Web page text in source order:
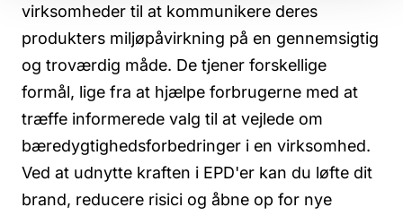
virksomheder til at kommunikere deres
produkters miljøpåvirkning på en gennemsigtig
og troværdig måde. De tjener forskellige
formål, lige fra at hjælpe forbrugerne med at
træffe informerede valg til at vejlede om
bæredygtighedsforbedringer i en virksomhed.
Ved at udnytte kraften i EPD'er kan du løfte dit
brand, reducere risici og åbne op for nye